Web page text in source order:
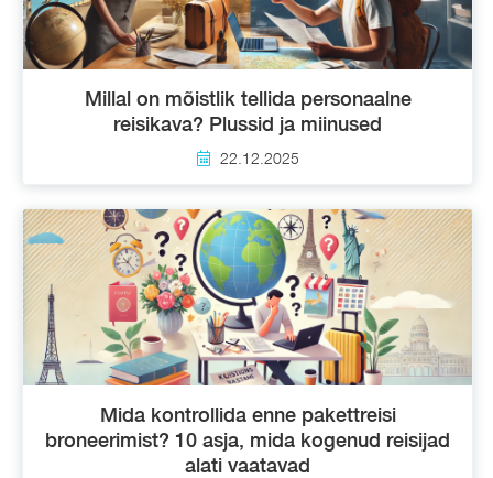
Millal on mõistlik tellida personaalne
reisikava? Plussid ja miinused
22.12.2025
Mida kontrollida enne pakettreisi
broneerimist? 10 asja, mida kogenud reisijad
alati vaatavad